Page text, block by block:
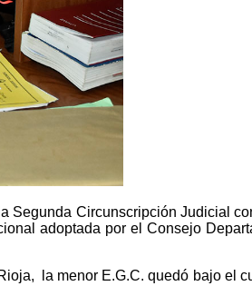
Segunda Circunscripción Judicial
adoptada por el Consejo
la menor E.G.C. quedó bajo el